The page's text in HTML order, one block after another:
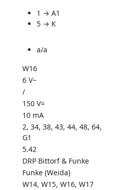
1 → A1
5 → K
a/a
W16
6 V~
/
150 V=
10 mA
2, 34, 38, 43, 44, 48, 64,
G1
5.42
DRP Bittorf & Funke
Funke (Weida)
W14 W15 W16 W17